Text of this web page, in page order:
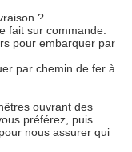
?
fait sur commande.
pour embarquer par
par chemin de fer à
ouvrant des
préférez, puis
nous assurer qui